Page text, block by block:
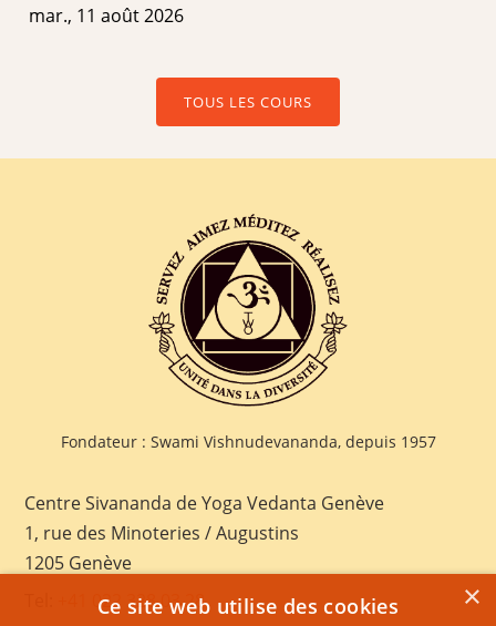
mar., 11 août 2026
TOUS LES COURS
Fondateur : Swami Vishnudevananda, depuis 1957
Centre Sivananda de Yoga Vedanta Genève
1, rue des Minoteries / Augustins
1205 Genève
+41 022 328 03 28 ×
Ce site web utilise des cookies